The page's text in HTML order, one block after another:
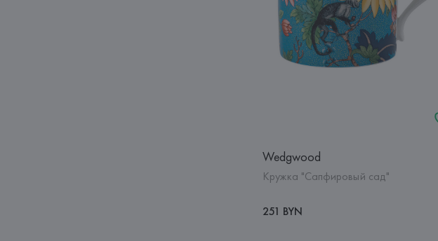
Wedgwood
Кружка "Сапфировый сад"
251 BYN